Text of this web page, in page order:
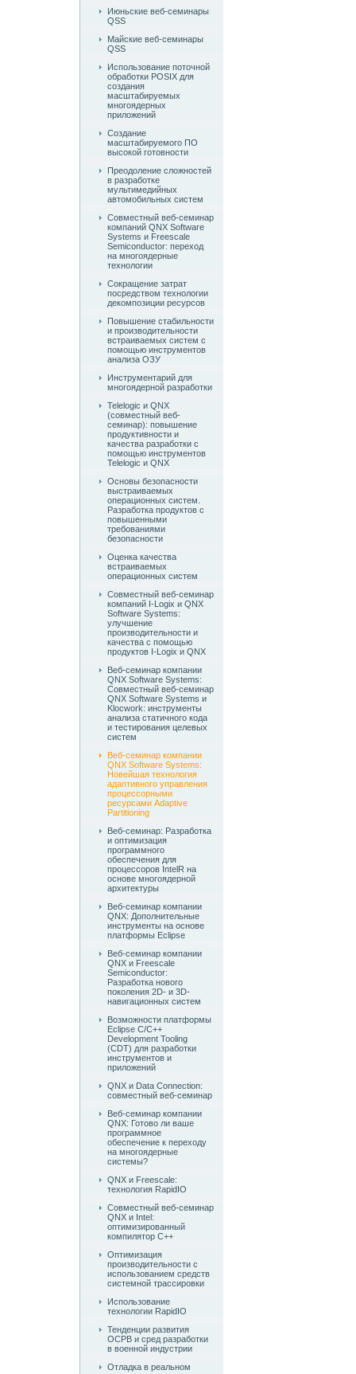
Июньские веб-семинары
QSS
Майские веб-семинары
QSS
Использование поточной
обработки POSIX для
создания
масштабируемых
многоядерных
приложений
Создание
масштабируемого ПО
высокой готовности
Преодоление сложностей
в разработке
мультимедийных
автомобильных систем
Совместный веб-семинар
компаний QNX Software
Systems и Freescale
Semiconductor: переход
на многоядерные
технологии
Сокращение затрат
посредством технологии
декомпозиции ресурсов
Повышение стабильности
и производительности
встраиваемых систем с
помощью инструментов
анализа ОЗУ
Инструментарий для
многоядерной разработки
Telelogic и QNX
(совместный веб-
семинар): повышение
продуктивности и
качества разработки с
помощью инструментов
Telelogic и QNX
Основы безопасности
выстраиваемых
операционных систем.
Разработка продуктов с
повышенными
требованиями
безопасности
Оценка качества
встраиваемых
операционных систем
Совместный веб-семинар
компаний I-Logix и QNX
Software Systems:
улучшение
производительности и
качества с помощью
продуктов I-Logix и QNX
Веб-семинар компании
QNX Software Systems:
Совместный веб-семинар
QNX Software Systems и
Klocwork: инструменты
анализа статичного кода
и тестирования целевых
систем
Веб-семинар компании
QNX Software Systems:
Новейшая технология
адаптивного управления
процессорными
ресурсами Adaptive
Partitioning
Веб-семинар: Разработка
и оптимизация
программного
обеспечения для
процессоров IntelR на
основе многоядерной
архитектуры
Веб-семинар компании
QNX: Дополнительные
инструменты на основе
платформы Eclipse
Веб-семинар компании
QNX и Freescale
Semiconductor:
Разработка нового
поколения 2D- и 3D-
навигационных систем
Возможности платформы
Eclipse C/C++
Development Tooling
(CDT) для разработки
инструментов и
приложений
QNX и Data Connection:
совместный веб-семинар
Веб-семинар компании
QNX: Готово ли ваше
программное
обеспечение к переходу
на многоядерные
системы?
QNX и Freescale:
технология RapidIO
Совместный веб-семинар
QNX и Intel:
оптимизированный
компилятор C++
Оптимизация
производительности с
использованием средств
системной трассировки
Использование
технологии RapidIO
Тенденции развития
ОСРВ и сред разработки
в военной индустрии
Отладка в реальном